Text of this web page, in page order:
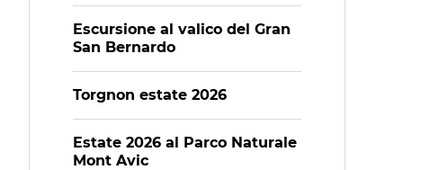
Escursione al valico del Gran
San Bernardo
Torgnon estate 2026
Estate 2026 al Parco Naturale
Mont Avic